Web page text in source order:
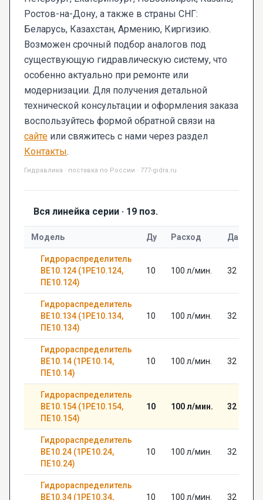
Ростов-на-Дону, а также в страны СНГ:
Беларусь, Казахстан, Армению, Киргизию.
Возможен срочный подбор аналогов под
существующую гидравлическую систему, что
особенно актуально при ремонте или
модернизации. Для получения детальной
технической консультации и оформления заказа
воспользуйтесь формой обратной связи на
сайте или свяжитесь с нами через раздел
Контакты.
Гидравлика · поставка по России · 777-gidra.ru
Вся линейка серии · 19 поз.
Модель Ду Расход
Гидрораспределитель
ВЕ10.124 (1РЕ10.124,
ПЕ10.124)
10 100 л/мин. 32
Гидрораспределитель
ВЕ10.134 (1РЕ10.134,
ПЕ10.134)
10 100 л/мин. 32
Гидрораспределитель
ВЕ10.14 (1РЕ10.14,
ПЕ10.14)
10 100 л/мин. 32
Гидрораспределитель
ВЕ10.154 (1РЕ10.154,
ПЕ10.154)
10 100 л/мин. 32
Гидрораспределитель
ВЕ10.24 (1РЕ10.24,
ПЕ10.24)
10 100 л/мин. 32
Гидрораспределитель
ВЕ10.34 (1РЕ10.34,
10 100 л/мин. 32